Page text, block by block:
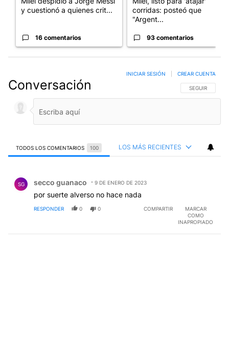
y cuestionó a quienes crit...
16 comentarios
corridas: posteó que
"Argent...
93 comentarios
Conversación SIGA ESTA
SEGUIR
INICIAR SESIÓN CREAR CUENTA
TODOS LOS COMENTARIOS 100 LOS MÁS RECIENTES
SG secco guanaco 9 DE ENERO DE 2023
por suerte alverso no hace nada
RESPONDER 0 0 COMPARTIR
MARCAR
COMO
INAPROPIADO